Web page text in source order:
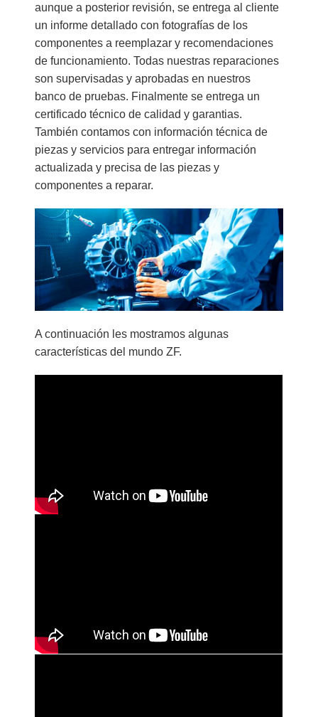
aunque a posterior revisión, se entrega al cliente
un informe detallado con fotografías de los
componentes a reemplazar y recomendaciones
de funcionamiento. Todas nuestras reparaciones
son supervisadas y aprobadas en nuestros
banco de pruebas. Finalmente se entrega un
certificado técnico de calidad y garantias.
También contamos con información técnica de
piezas y servicios para entregar información
actualizada y precisa de las piezas y
componentes a reparar.
A continuación les mostramos algunas
características del mundo ZF.